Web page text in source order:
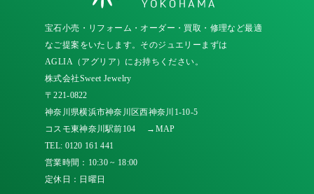
宝石小売・リフォーム・オーダー・買取・修理など最適
なご提案をいたします。そのジュエリーまずは
AGLIA（アグリア）にお持ちください。
株式会社Sweet Jewelry
〒221-0822
神奈川県横浜市神奈川区西神奈川1-10-5
コスモ東神奈川駅前104
→MAP
TEL: 0120 161 441
営業時間：10:30 ~ 18:00
定休日：日曜日